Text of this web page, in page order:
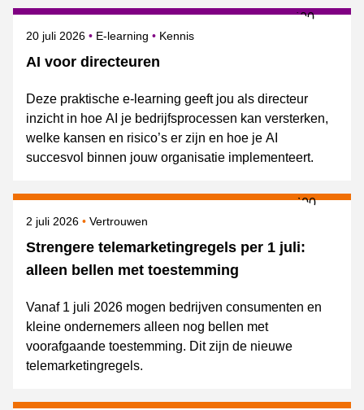
AI voor directeuren
Gepubliceerd op
20 juli 2026 E-learning Onderwerpen
Kennis
Deze praktische e-learning geeft jou als directeur
inzicht in hoe AI je bedrijfsprocessen kan versterken,
welke kansen en risico’s er zijn en hoe je AI
succesvol binnen jouw organisatie implementeert.
Strengere telemarketingregels per 1 juli:
alleen bellen met toestemming
Gepubliceerd op
2 juli 2026 Onderwerpen
Vertrouwen
Vanaf 1 juli 2026 mogen bedrijven consumenten en
kleine ondernemers alleen nog bellen met
voorafgaande toestemming. Dit zijn de nieuwe
telemarketingregels.